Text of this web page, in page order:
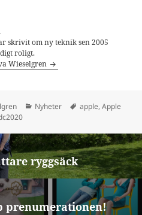
skrivit om ny teknik sen 2005
roligt.
Wieselgren
Kategorier
Nyheter Taggar
apple,Apple
ryggsäck
prenumerationen!